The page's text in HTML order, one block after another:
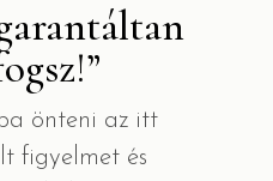
önteni az itt
figyelmet és